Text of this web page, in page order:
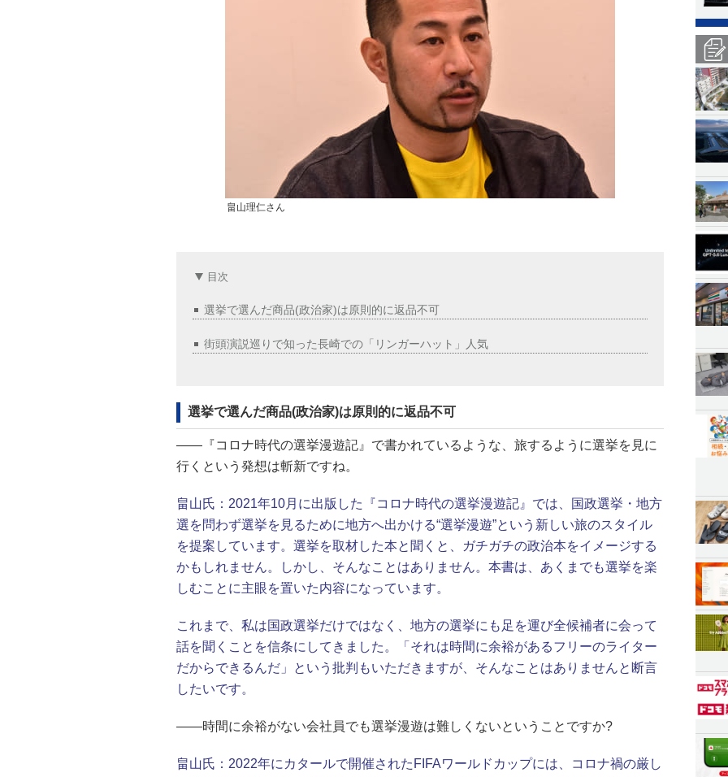
畠山理仁さん
目次
選挙で選んだ商品(政治家)は原則的に返品不可
街頭演説巡りで知った長崎での「リンガーハット」人気
選挙で選んだ商品(政治家)は原則的に返品不可
――『コロナ時代の選挙漫遊記』で書かれているような、旅するように選挙を見に
行くという発想は斬新ですね。
畠山氏： 2021年10月に出版した『コロナ時代の選挙漫遊記』では、国政選挙・地方
選を問わず選挙を見るために地方へ出かける“選挙漫遊”という新しい旅のスタイル
を提案しています。選挙を取材した本と聞くと、ガチガチの政治本をイメージする
かもしれません。しかし、そんなことはありません。本書は、あくまでも選挙を楽
しむことに主眼を置いた内容になっています。
これまで、私は国政選挙だけではなく、地方の選挙にも足を運び全候補者に会って
話を聞くことを信条にしてきました。「それは時間に余裕があるフリーのライター
だからできるんだ」という批判もいただきますが、そんなことはありませんと断言
したいです。
――時間に余裕がない会社員でも選挙漫遊は難しくないということですか?
畠山氏： 2022年にカタールで開催されたFIFAワールドカップには、コロナ禍の厳し